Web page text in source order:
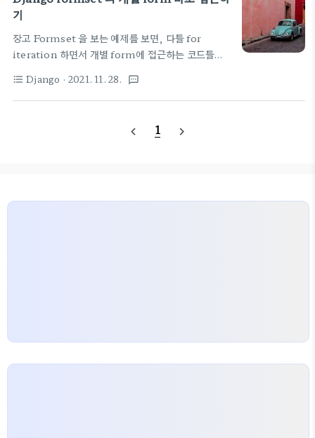
기
장고 Formset 을 보는 예제를 보면, 다들 for
iteration 하면서 개별 form에 접근하는 코드들만
되서 막 찾아봄 가장 기본 예제는 아래와 같다.
https://docs.djangoproject.com/en/3.2/topics/forms/
form in formset %} {{ form.title }} {{
고 formset[0] 시도 했는데 실패 forms..
format_list_bulleted Django · 2021. 11. 28. textsms
navigate_before 1 navigate_next